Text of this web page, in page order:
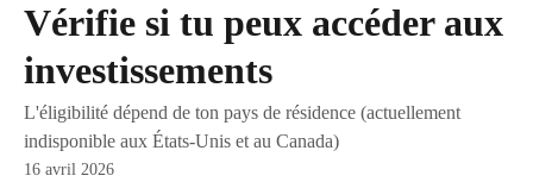
Vérifie si tu peux accéder aux
investissements
L'éligibilité dépend de ton pays de résidence (actuellement
indisponible aux États-Unis et au Canada)
16 avril 2026